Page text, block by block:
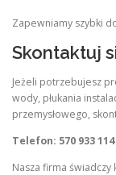
Zapewniamy szybki
Skontaktuj
Jeżeli potrzebujesz
wody, płukania
przemysłowego,
Telefon: 570 933 114
Nasza firma świadczy